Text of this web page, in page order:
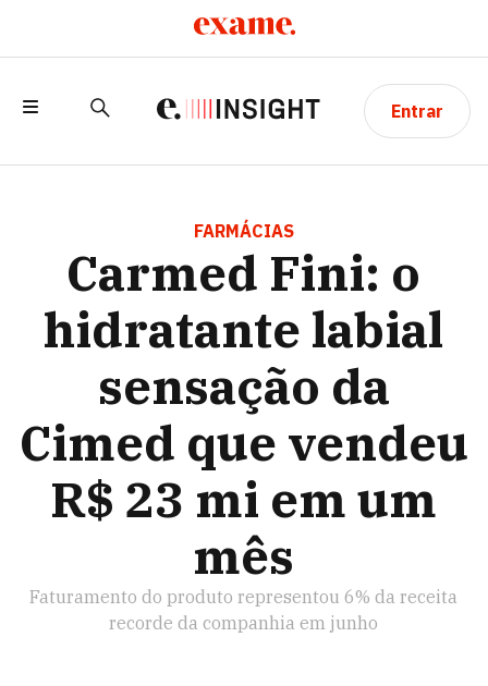
Entrar
SENSAÇÃO DA CIMED QUE VENDEU R$
23 MI EM UM MÊS
FARMÁCIAS
Carmed Fini: o
hidratante labial
sensação da
Cimed que vendeu
R$ 23 mi em um
mês
Faturamento do produto representou 6% da receita
recorde da companhia em junho